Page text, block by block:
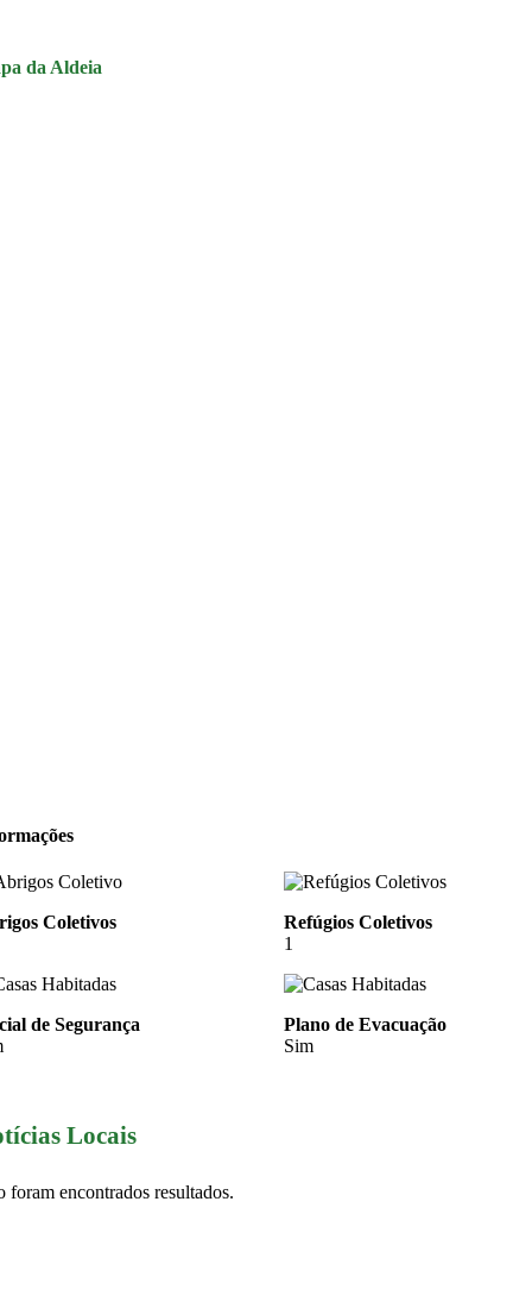
da Aldeia
Coletivos
Refúgios Coletivos
1
de Segurança
Plano de Evacuação
Sim
Locais
foram encontrados resultados.